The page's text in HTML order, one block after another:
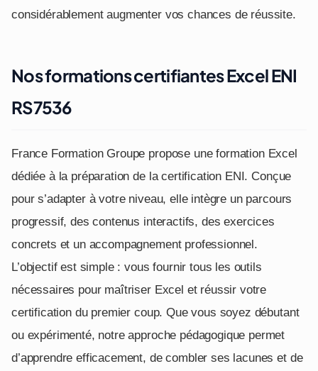
considérablement augmenter vos chances de réussite.
Nos formations certifiantes Excel ENI
RS7536
France Formation Groupe propose une formation Excel
dédiée à la préparation de la certification ENI. Conçue
pour s’adapter à votre niveau, elle intègre un parcours
progressif, des contenus interactifs, des exercices
concrets et un accompagnement professionnel.
L’objectif est simple : vous fournir tous les outils
nécessaires pour maîtriser Excel et réussir votre
certification du premier coup. Que vous soyez débutant
ou expérimenté, notre approche pédagogique permet
d’apprendre efficacement, de combler ses lacunes et de